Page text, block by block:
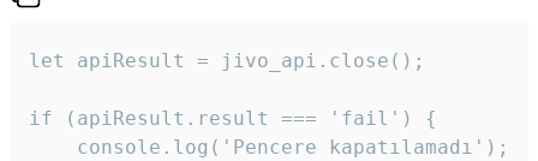
let apiResult = jivo_api.close();
if (apiResult.result === 'fail') {
    console.log('Pencere kapatılamadı');